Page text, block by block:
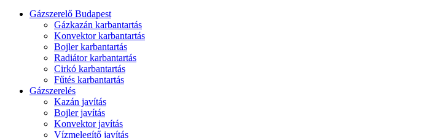
Gázszerelő Budapest
Gázkazán karbantartás
Konvektor karbantartás
Bojler karbantartás
Radiátor karbantartás
Cirkó karbantartás
Fűtés karbantartás
Gázszerelés
Kazán javítás
Bojler javítás
Konvektor javítás
Vízmelegítő javítás